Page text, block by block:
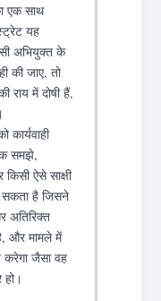
एक साथ
यह
अभियुक्त के
की जाए, तो
राय में दोषी हैं,
समझे,
ऐसे साक्षी
सकता है जिसने
अतिरिक्त
और मामले में
करेगा जैसा वह